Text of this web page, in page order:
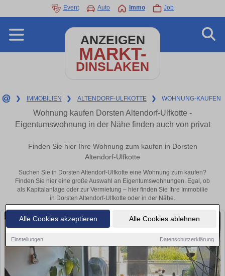
Alle Cookies akzeptieren Alle Cookies ablehnen
Einstellungen Datenschutzerklärung
Event Auto Immo Job
ANZEIGEN
MARKT-
DINSLAKEN
❯ IMMOBILIEN ❯ ALTENDORF-ULFKOTTE ❯ WOHNUNG-KAUFEN
Wohnung kaufen Dorsten Altendorf-Ulfkotte -
Eigentumswohnung in der Nähe finden auch von privat
Finden Sie hier Ihre Wohnung zum kaufen in Dorsten
Altendorf-Ulfkotte
Suchen Sie in Dorsten Altendorf-Ulfkotte eine Wohnung zum kaufen?
Finden Sie hier eine große Auswahl an Eigentumswohnungen. Egal, ob
als Kapitalanlage oder zur Vermietung – hier finden Sie Ihre Immobilie
in Dorsten Altendorf-Ulfkotte oder in der Nähe.